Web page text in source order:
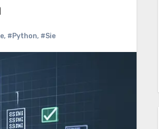
, #Python, #Sie